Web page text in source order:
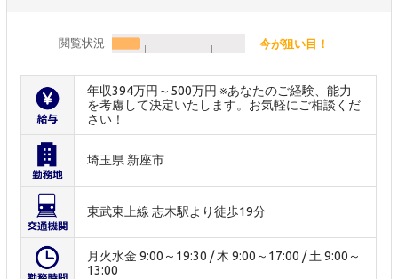
閲覧状況 今が狙い目！
年収394万円～500万円 ※あなたのご経験、能力
を考慮して決定いたします。お気軽にご相談くだ
さい！
埼玉県 新座市
東武東上線 志木駅より徒歩19分
月火水金 9:00～19:30 / 木 9:00～17:00 / 土 9:00～
13:00